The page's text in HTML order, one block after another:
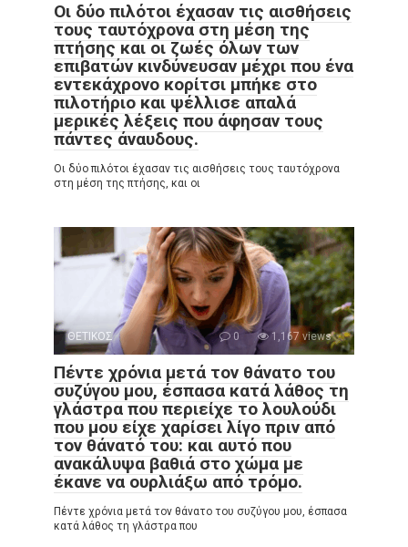
Οι δύο πιλότοι έχασαν τις αισθήσεις
τους ταυτόχρονα στη μέση της
πτήσης και οι ζωές όλων των
επιβατών κινδύνευσαν μέχρι που ένα
εντεκάχρονο κορίτσι μπήκε στο
πιλοτήριο και ψέλλισε απαλά
μερικές λέξεις που άφησαν τους
πάντες άναυδους.
Οι δύο πιλότοι έχασαν τις αισθήσεις τους ταυτόχρονα
στη μέση της πτήσης, και οι
ΘΕΤΙΚΟΣ 0 1,167 views
Πέντε χρόνια μετά τον θάνατο του
συζύγου μου, έσπασα κατά λάθος τη
γλάστρα που περιείχε το λουλούδι
που μου είχε χαρίσει λίγο πριν από
τον θάνατό του: και αυτό που
ανακάλυψα βαθιά στο χώμα με
έκανε να ουρλιάξω από τρόμο.
Πέντε χρόνια μετά τον θάνατο του συζύγου μου, έσπασα
κατά λάθος τη γλάστρα που